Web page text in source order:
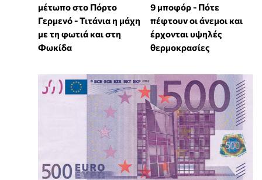
μέτωπο στο Πόρτο
Γερμενό - Τιτάνια η μάχη
με τη φωτιά και στη
Φωκίδα
9 μποφόρ - Πότε
πέφτουν οι άνεμοι και
έρχονται υψηλές
θερμοκρασίες